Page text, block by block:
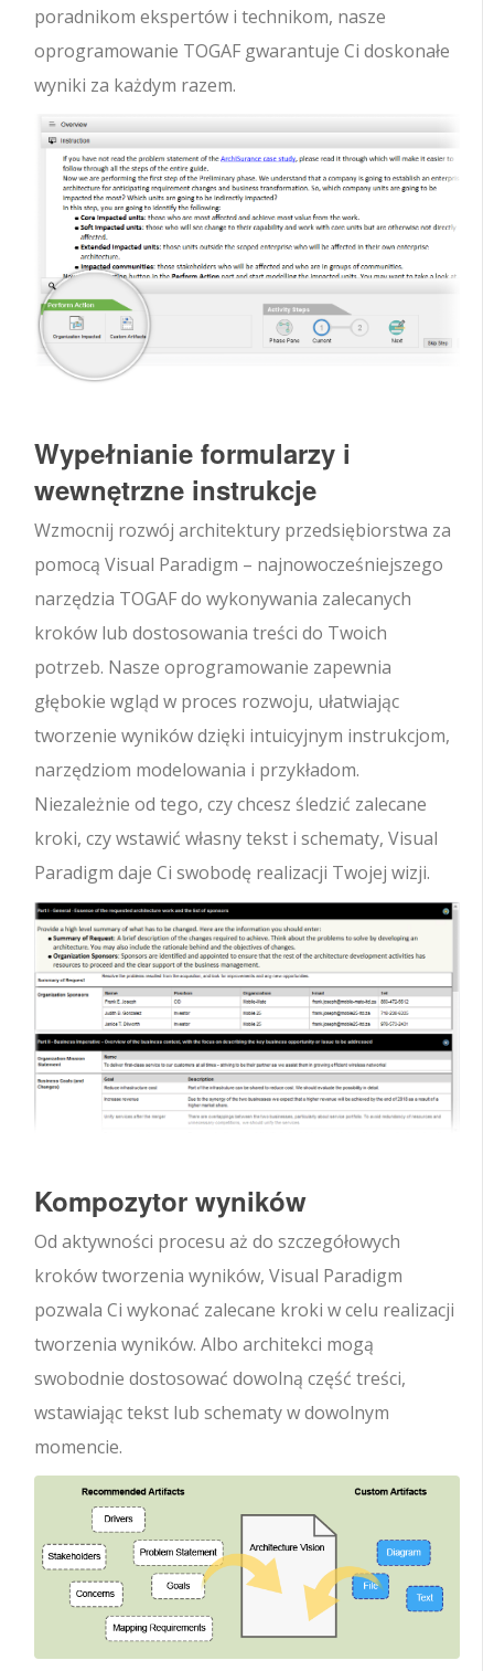
poradnikom ekspertów i technikom, nasze
oprogramowanie TOGAF gwarantuje Ci doskonałe
wyniki za każdym razem.
Wypełnianie formularzy i
wewnętrzne instrukcje
Wzmocnij rozwój architektury przedsiębiorstwa za
pomocą Visual Paradigm – najnowocześniejszego
narzędzia TOGAF do wykonywania zalecanych
kroków lub dostosowania treści do Twoich
potrzeb. Nasze oprogramowanie zapewnia
głębokie wgląd w proces rozwoju, ułatwiając
tworzenie wyników dzięki intuicyjnym instrukcjom,
narzędziom modelowania i przykładom.
Niezależnie od tego, czy chcesz śledzić zalecane
kroki, czy wstawić własny tekst i schematy, Visual
Paradigm daje Ci swobodę realizacji Twojej wizji.
Kompozytor wyników
Od aktywności procesu aż do szczegółowych
kroków tworzenia wyników, Visual Paradigm
pozwala Ci wykonać zalecane kroki w celu realizacji
tworzenia wyników. Albo architekci mogą
swobodnie dostosować dowolną część treści,
wstawiając tekst lub schematy w dowolnym
momencie.